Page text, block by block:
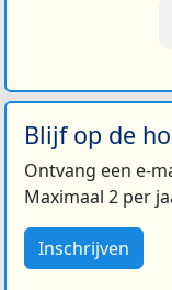
Blijf op de
Ontvang een e-
Maximaal 2 per
Inschrijven